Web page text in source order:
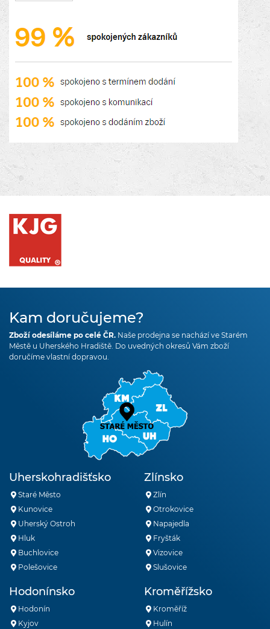
Kam doručujeme?
Zboží odesíláme po celé ČR. Naše prodejna se nachází ve Starém
Městě u Uherského Hradiště. Do uvedných okresů Vám zboží
doručíme vlastní dopravou.
Uherskohradišťsko
Staré Město
Kunovice
Uherský Ostroh
Hluk
Buchlovice
Polešovice
Zlínsko
Zlín
Otrokovice
Napajedla
Fryšták
Vizovice
Slušovice
Hodonínsko
Hodonín
Kyjov
Kroměřížsko
Kroměříž
Hulín